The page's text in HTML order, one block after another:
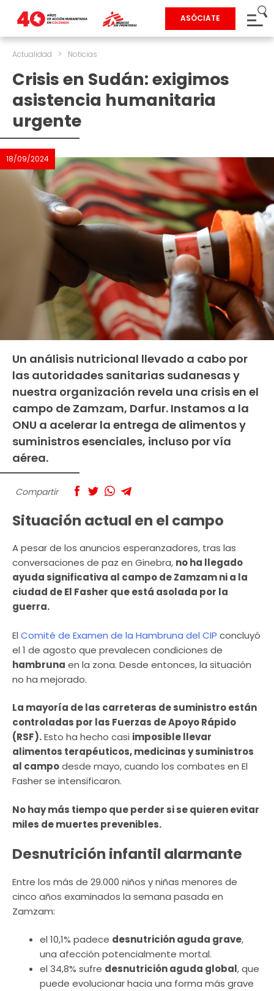
ASÓCIATE
Actualidad > Noticias
Crisis en Sudán: exigimos
asistencia humanitaria
urgente
18/09/2024
Un análisis nutricional llevado a cabo por
las autoridades sanitarias sudanesas y
nuestra organización revela una crisis en el
campo de Zamzam, Darfur. Instamos a la
ONU a acelerar la entrega de alimentos y
suministros esenciales, incluso por vía
aérea.
Compartir
Situación actual en el campo
A pesar de los anuncios esperanzadores, tras las
conversaciones de paz en Ginebra, no ha llegado
ayuda significativa al campo de Zamzam ni a la
ciudad de El Fasher que está asolada por la
guerra.
El Comité de Examen de la Hambruna del CIP concluyó
el 1 de agosto que prevalecen condiciones de
hambruna en la zona. Desde entonces, la situación
no ha mejorado.
La mayoría de las carreteras de suministro están
controladas por las Fuerzas de Apoyo Rápido
(RSF).Esto ha hecho casi imposible llevar
alimentos terapéuticos, medicinas y suministros
al campodesde mayo, cuando los combates en El
Fasher se intensificaron.
No hay más tiempo que perder si se quieren evitar
miles de muertes prevenibles.
Desnutrición infantil alarmante
Entre los más de 29.000 niños y niñas menores de
cinco años examinados la semana pasada en
Zamzam:
el 10,1% padece desnutrición aguda grave,
una afección potencialmente mortal.
el 34,8% sufre desnutrición aguda global, que
puede evolucionar hacia una forma más grave